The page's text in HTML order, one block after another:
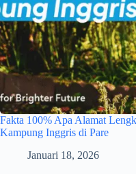
Fakta 100% Apa Alamat
Kampung Inggris di Pare
Januari 18, 2026